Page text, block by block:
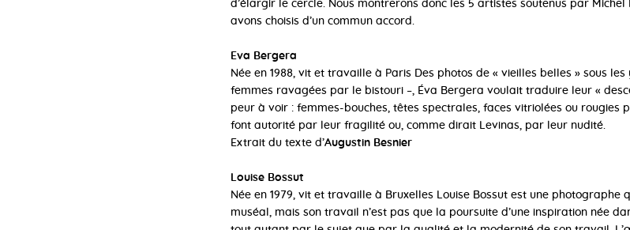
d’élargir le cercle. Nous montrerons donc les 5 artistes soutenus par
avons choisis d’un commun accord.
Eva Bergera
Née en 1988, vit et travaille à Paris Des photos de « vieilles belles » sous
femmes ravagées par le bistouri –, Éva Bergera voulait traduire leur «
peur à voir : femmes-bouches, têtes spectrales, faces vitriolées ou rougies
font autorité par leur fragilité ou, comme dirait Levinas, par leur nudité.
Extrait du texte d’Augustin Besnier
Louise Bossut
Née en 1979, vit et travaille à Bruxelles Louise Bossut est une photographe
muséal, mais son travail n’est pas que la poursuite d’une inspiration née